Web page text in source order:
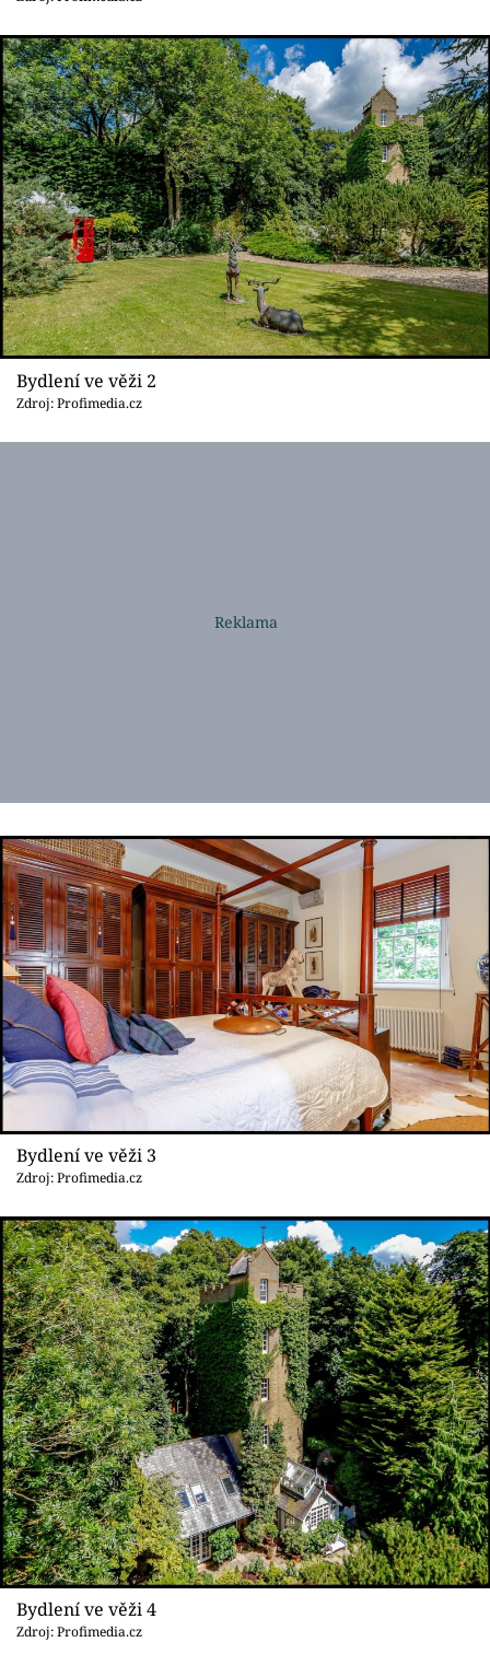
Přihlášení
Sledujte nás
Bydlení ve věži 2
Zdroj: Profimedia.cz
Bydlení ve věži 3
Zdroj: Profimedia.cz
Bydlení ve věži 4
Zdroj: Profimedia.cz